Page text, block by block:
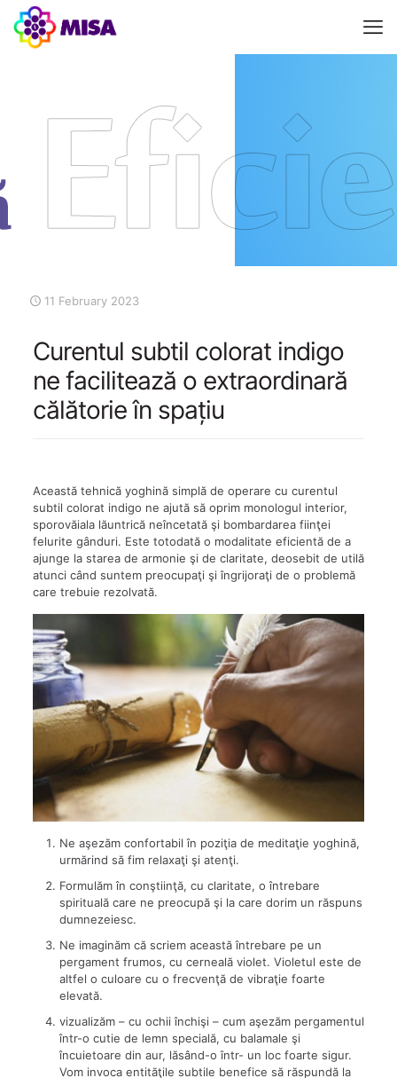
11 February 2023
Curentul subtil colorat indigo
ne facilitează o extraordinară
călătorie în spaţiu
Această tehnică yoghină simplă de operare cu curentul
subtil colorat indigo ne ajută să oprim monologul interior,
sporovăiala lăuntrică neîncetată şi bombardarea fiinţei
felurite gânduri. Este totodată o modalitate eficientă de a
ajunge la starea de armonie şi de claritate, deosebit de utilă
atunci când suntem preocupaţi şi îngrijoraţi de o problemă
care trebuie rezolvată.
Ne aşezăm confortabil în poziţia de meditaţie yoghină,
urmărind să fim relaxaţi şi atenţi.
Formulăm în conştiinţă, cu claritate, o întrebare
spirituală care ne preocupă şi la care dorim un răspuns
dumnezeiesc.
Ne imaginăm că scriem această întrebare pe un
pergament frumos, cu cerneală violet. Violetul este de
altfel o culoare cu o frecvenţă de vibraţie foarte
elevată.
vizualizăm – cu ochii închişi – cum aşezăm pergamentul
într-o cutie de lemn specială, cu balamale şi
încuietoare din aur, lăsând-o într- un loc foarte sigur.
Vom invoca entităţile subtile benefice să răspundă la